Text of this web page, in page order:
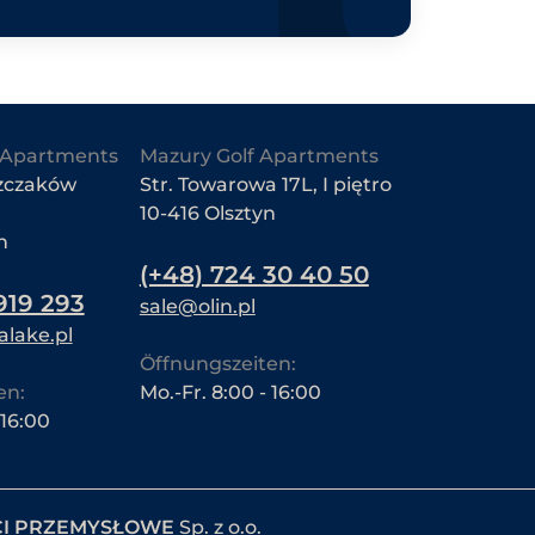
293
Mazury Golf Apartments
Str. Towarowa 17L, I piętro
10-416 Olsztyn
(+48) 724 30 40 50
sale@olin.pl
Öffnungszeiten:
Mo.-Fr. 8:00 - 16:00
PRZEMYSŁOWE Sp. z o.o.